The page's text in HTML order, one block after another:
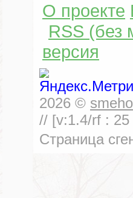
О проекте
RSS (без
версия
2026 ©
// [v:1.4/rf :
Страница